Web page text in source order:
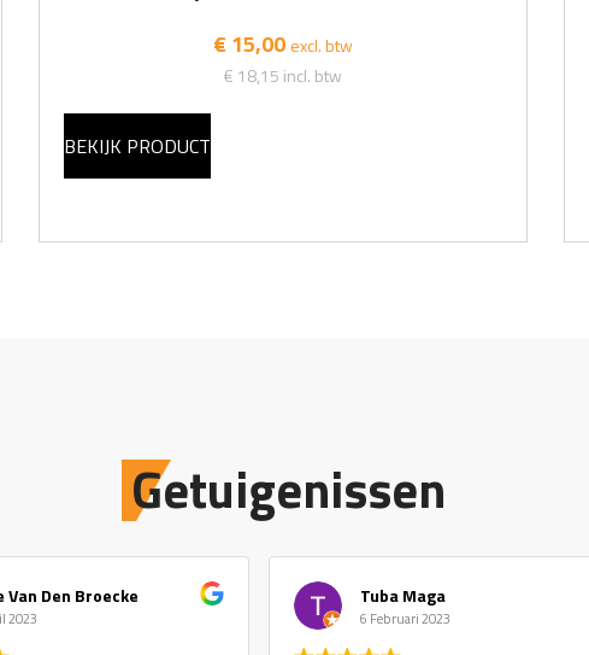
€ 15,00 excl. btw
€ 18,15 incl. btw
BEKIJK PRODUCT
Getuigenissen
Van Den Broecke
2023
Tuba Maga
6 Februari 2023